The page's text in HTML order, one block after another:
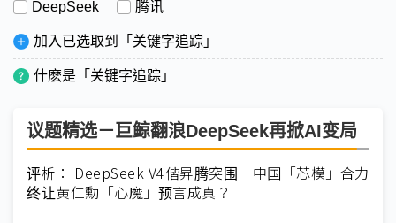
DeepSeek
腾讯
加入已选取到「关键字追踪」
什麽是「关键字追踪」
议题精选－巨鲸翻浪DeepSeek再掀AI变局
评析： DeepSeek V4偕昇腾突围 中国「芯模」合力
终让黄仁勳「心魔」预言成真？